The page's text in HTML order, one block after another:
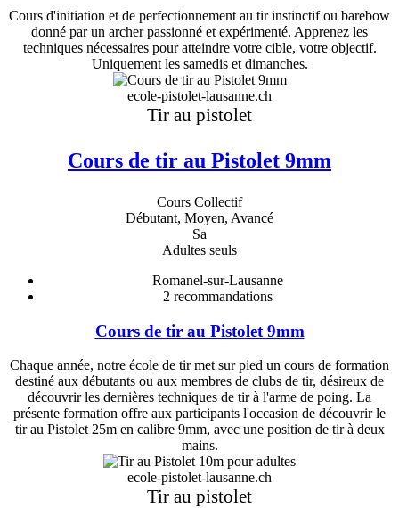
Cours d'initiation et de perfectionnement au tir instinctif ou barebow
donné par un archer passionné et expérimenté. Apprenez les
techniques nécessaires pour atteindre votre cible, votre objectif.
Uniquement les samedis et dimanches.
ecole-pistolet-lausanne.ch
Tir au pistolet
Cours de tir au Pistolet 9mm
Cours Collectif
Débutant, Moyen, Avancé
Sa
Adultes seuls
Romanel-sur-Lausanne
2 recommandations
Cours de tir au Pistolet 9mm
Chaque année, notre école de tir met sur pied un cours de formation
destiné aux débutants ou aux membres de clubs de tir, désireux de
découvrir les dernières techniques de tir à l'arme de poing. La
présente formation offre aux participants l'occasion de découvrir le
tir au Pistolet 25m en calibre 9mm, avec une position de tir à deux
mains.
ecole-pistolet-lausanne.ch
Tir au pistolet